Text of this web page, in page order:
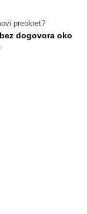
preokret?
dogovora oko